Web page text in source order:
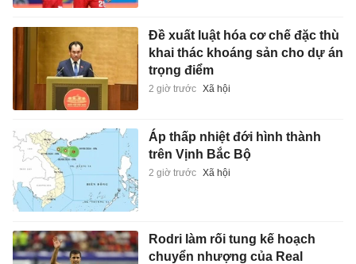
Đề xuất luật hóa cơ chế đặc thù
khai thác khoáng sản cho dự án
trọng điểm
2 giờ trước Xã hội
Áp thấp nhiệt đới hình thành
trên Vịnh Bắc Bộ
2 giờ trước Xã hội
Rodri làm rối tung kế hoạch
chuyển nhượng của Real